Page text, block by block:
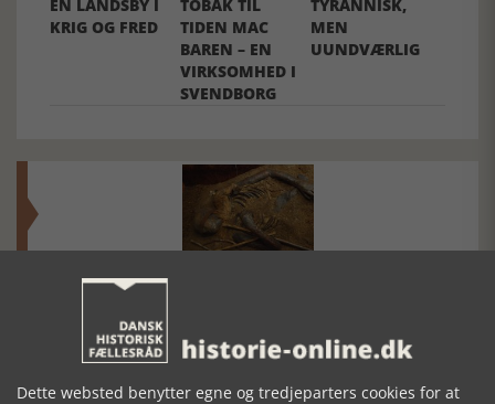
EN LANDSBY I
KRIG OG FRED
TOBAK TIL
TIDEN MAC
BAREN – EN
VIRKSOMHED I
SVENDBORG
TYRANNISK,
MEN
UUNDVÆRLIG
Mosefolket
Den største samling af moselig i verden på Museum
Silkeborg Hovedgården
Dette websted benytter egne og tredjeparters cookies for at